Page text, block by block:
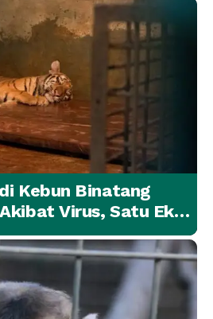
Kebun Binatang
Virus, Satu Ekor
Membaik